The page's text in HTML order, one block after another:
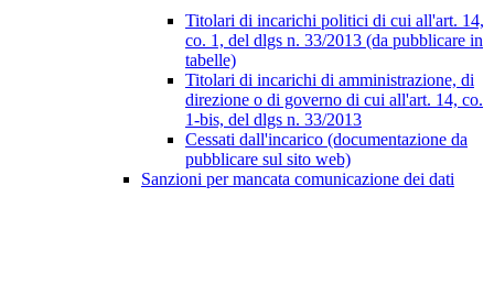
Titolari di incarichi politici di cui all'art. 14,
co. 1, del dlgs n. 33/2013 (da pubblicare in
tabelle)
Titolari di incarichi di amministrazione, di
direzione o di governo di cui all'art. 14, co.
1-bis, del dlgs n. 33/2013
Cessati dall'incarico (documentazione da
pubblicare sul sito web)
Sanzioni per mancata comunicazione dei dati